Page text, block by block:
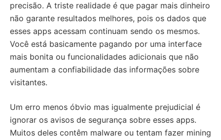
precisão. A triste realidade é que pagar mais dinheiro
não garante resultados melhores, pois os dados que
esses apps acessam continuam sendo os mesmos.
Você está basicamente pagando por uma interface
mais bonita ou funcionalidades adicionais que não
aumentam a confiabilidade das informações sobre
visitantes.
Um erro menos óbvio mas igualmente prejudicial é
ignorar os avisos de segurança sobre esses apps.
Muitos deles contêm malware ou tentam fazer mining